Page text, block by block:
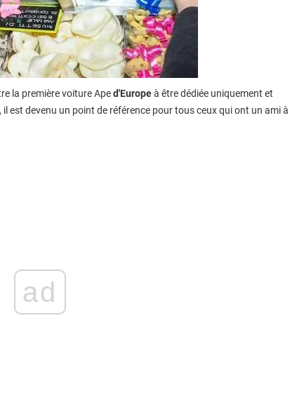
la première voiture Aped'Europeà être dédiée uniquement et
est devenu un point de référence pour tous ceux qui ont un ami à
ad